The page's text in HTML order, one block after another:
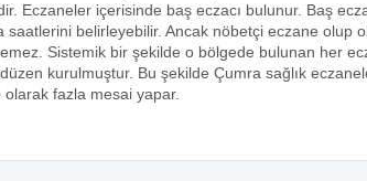
Eczaneler içerisinde baş eczacı bulunur. Baş
saatlerini belirleyebilir. Ancak nöbetçi eczane olup
Sistemik bir şekilde o bölgede bulunan her
kurulmuştur. Bu şekilde Çumra sağlık
olarak fazla mesai yapar.